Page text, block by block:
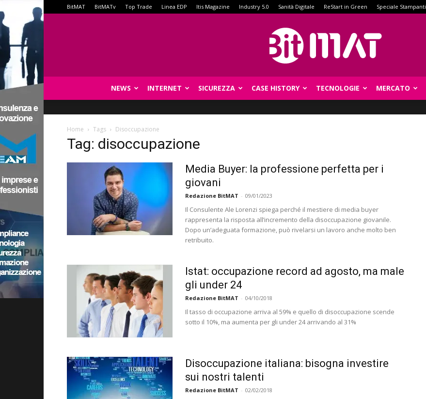
BitMAT BitMATv Top Trade Linea EDP Itis Magazine Industry 5.0 Sanità Digitale ReStart in Green Speciale Stampanti
NEWS INTERNET SICUREZZA CASE HISTORY TECNOLOGIE MERCATO
Home Tags Disoccupazione
Tag: disoccupazione
Media Buyer: la professione perfetta per i
giovani
Redazione BitMAT - 09/01/2023
Il Consulente Ale Lorenzi spiega perché il mestiere di media buyer
rappresenta la risposta all’incremento della disoccupazione giovanile.
Dopo un’adeguata formazione, può rivelarsi un lavoro anche molto ben
retribuito.
Istat: occupazione record ad agosto, ma male
gli under 24
Redazione BitMAT - 04/10/2018
Il tasso di occupazione arriva al 59% e quello di disoccupazione scende
sotto il 10%, ma aumenta per gli under 24 arrivando al 31%
Disoccupazione italiana: bisogna investire
sui nostri talenti
Redazione BitMAT - 02/02/2018